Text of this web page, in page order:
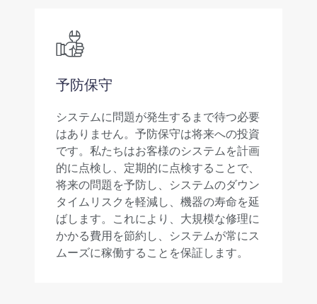
予防保守
システムに問題が発生するまで待つ必要
はありません。予防保守は将来への投資
です。私たちはお客様のシステムを計画
的に点検し、定期的に点検することで、
将来の問題を予防し、システムのダウン
タイムリスクを軽減し、機器の寿命を延
ばします。これにより、大規模な修理に
かかる費用を節約し、システムが常にス
ムーズに稼働することを保証します。